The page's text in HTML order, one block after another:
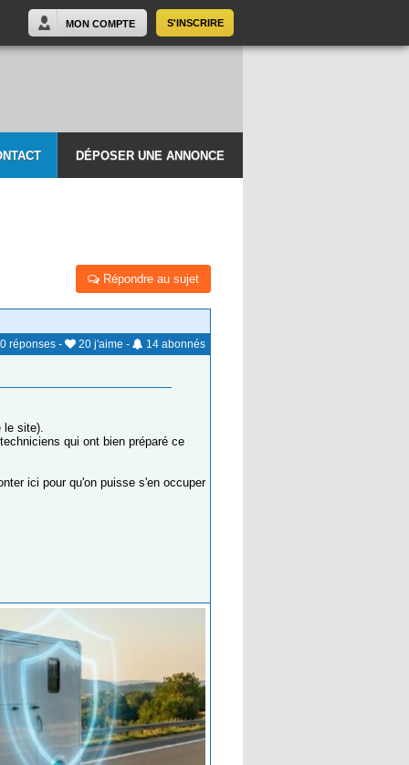
S'INSCRIRE
MON COMPTE
DÉPOSER UNE ANNONCE
Répondre au sujet
réponses - 20 j'aime - 14 abonnés
le site).
qui ont bien préparé ce
ici pour qu'on puisse s'en occuper